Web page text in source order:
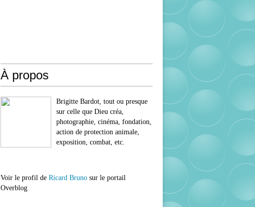
À propos
Brigitte Bardot, tout ou presque
sur celle que Dieu créa,
photographie, cinéma, fondation,
action de protection animale,
exposition, combat, etc.
Voir le profil de Ricard Bruno sur le portail
Overblog